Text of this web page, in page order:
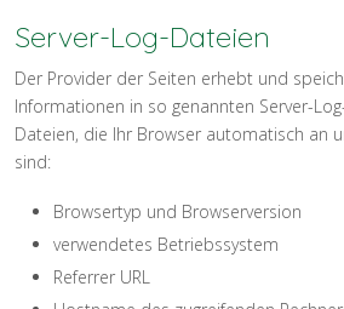
Server-Log-Dateien
Der Provider der Seiten erhebt und
Informationen in so genannten Server-
Dateien, die Ihr Browser automatisch an
sind:
Browsertyp und Browserversion
verwendetes Betriebssystem
Referrer URL